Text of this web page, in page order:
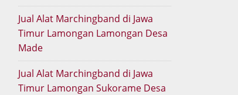
Jual Alat Marchingband di Jawa
Timur Lamongan Lamongan Desa
Made
Jual Alat Marchingband di Jawa
Timur Lamongan Sukorame Desa